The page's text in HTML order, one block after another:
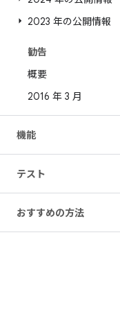
2023 年の公開情報
勧告
概要
2016 年 3 月
機能
テスト
おすすめの方法